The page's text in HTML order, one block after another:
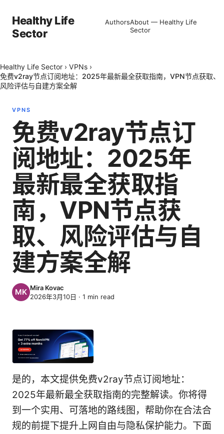
Healthy Life
Sector
AuthorsAbout — Healthy Life
Sector
Healthy Life Sector › VPNs ›
免费v2ray节点订阅地址：2025年最新最全获取指南，VPN节点获取、
风险评估与自建方案全解
VPNS
免费v2ray节点订
阅地址：2025年
最新最全获取指
南，VPN节点获
取、风险评估与自
建方案全解
Mira Kovac
2026年3月10日 · 1 min read
是的，本文提供免费v2ray节点订阅地址：
2025年最新最全获取指南的完整解读。你将得
到一个实用、可落地的路线图，帮助你在合法合
规的前提下提升上网自由与隐私保护能力。下面